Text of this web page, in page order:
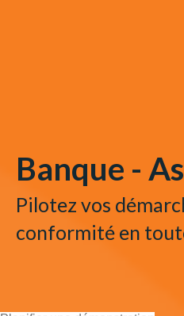
Banque -
Pilotez vos
conformité en